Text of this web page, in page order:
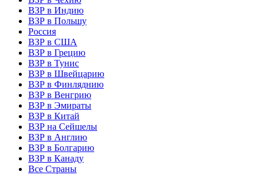
ВЗР в Индию
ВЗР в Польшу
Россия
ВЗР в США
ВЗР в Грецию
ВЗР в Тунис
ВЗР в Швейцарию
ВЗР в Финляднию
ВЗР в Венгрию
ВЗР в Эмираты
ВЗР в Китай
ВЗР на Сейшелы
ВЗР в Англию
ВЗР в Болгарию
ВЗР в Канаду
Все Страны